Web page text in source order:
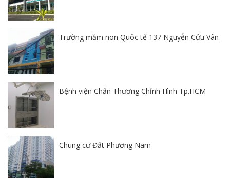
Trường mầm non Quôc tế 137 Nguyễn Cửu Vân
Bệnh viện Chấn Thương Chỉnh Hình Tp.HCM
Chung cư Đất Phương Nam